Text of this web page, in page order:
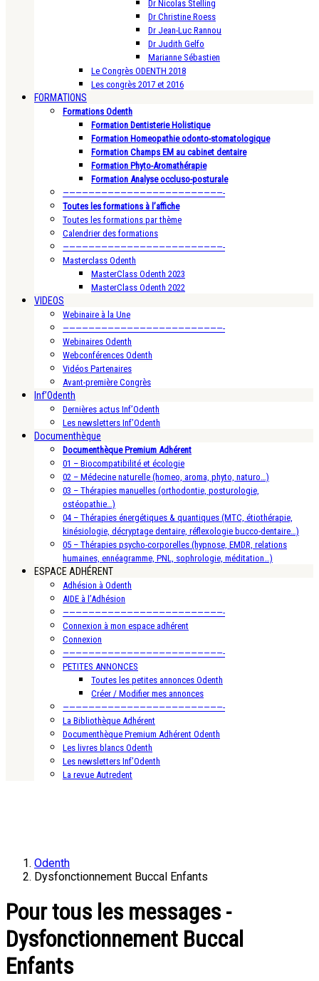
Dr Nicolas Stelling
Dr Christine Roess
Dr Jean-Luc Rannou
Dr Judith Gelfo
Marianne Sébastien
Le Congrès ODENTH 2018
Les congrès 2017 et 2016
FORMATIONS
Formations Odenth
Formation Dentisterie Holistique
Formation Homeopathie odonto-stomatologique
Formation Champs EM au cabinet dentaire
Formation Phyto-Aromathérapie
Formation Analyse occluso-posturale
—————————————————————————-
Toutes les formations à l’affiche
Toutes les formations par thème
Calendrier des formations
—————————————————————————-
Masterclass Odenth
MasterClass Odenth 2023
MasterClass Odenth 2022
VIDEOS
Webinaire à la Une
—————————————————————————-
Webinaires Odenth
Webconférences Odenth
Vidéos Partenaires
Avant-première Congrès
Inf’Odenth
Dernières actus Inf’Odenth
Les newsletters Inf’Odenth
Documenthèque
Documenthèque Premium Adhérent
01 – Biocompatibilité et écologie
02 – Médecine naturelle (homeo, aroma, phyto, naturo…)
03 – Thérapies manuelles (orthodontie, posturologie,
ostéopathie…)
04 – Thérapies énergétiques & quantiques (MTC, étiothérapie,
kinésiologie, décryptage dentaire, réflexologie bucco-dentaire…)
05 – Thérapies psycho-corporelles (hypnose, EMDR, relations
humaines, ennéagramme, PNL, sophrologie, méditation…)
ESPACE ADHÉRENT
Adhésion à Odenth
AIDE à l’Adhésion
—————————————————————————-
Connexion à mon espace adhérent
Connexion
—————————————————————————-
PETITES ANNONCES
Toutes les petites annonces Odenth
Créer / Modifier mes annonces
—————————————————————————-
La Bibliothèque Adhérent
Documenthèque Premium Adhérent Odenth
Les livres blancs Odenth
Les newsletters Inf’Odenth
La revue Autredent
Odenth
Dysfonctionnement Buccal Enfants
Pour tous les messages -
Dysfonctionnement Buccal
Enfants